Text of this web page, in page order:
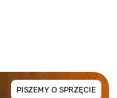
PISZEMY O SPRZĘCIE